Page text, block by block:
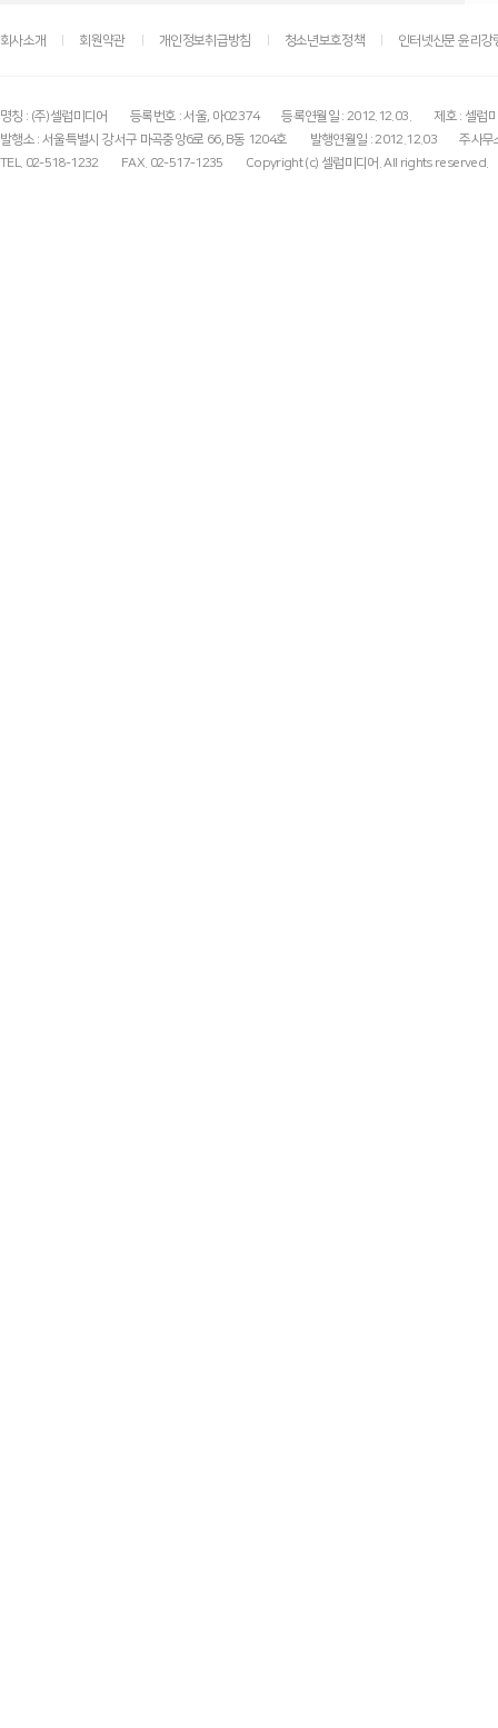
회사소개 회원약관 개인정보취급방침 청소년보호정책 인터넷신문 윤리강
명칭 : (주)셀럽미디어 등록번호 : 서울, 아02374 등록연월일 : 2012.12.03.
제호 : 셀럽
발행소 : 서울특별시 강서구 마곡중앙6로 66, B동 1204호
발행연월일 : 2012.12.03
주사무
TEL. 02-518-1232
FAX. 02-517-1235 Copyright (c) 셀럽미디어. All rights reserved.